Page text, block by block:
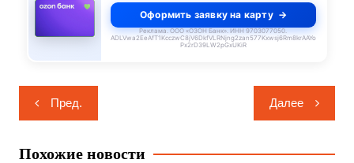
Оформить заявку на карту
Реклама. ООО «ОЗОН Банк». ИНН 9703077050.
ADLVwa2EeAfT1KcczwC8jV6DkfVLRNjng2zan577Kxwsj6Rm8krAAYo
Px2rD39LW2pGxUKiR
Навигация
по
записям
Пред. Далее
Похожие новости